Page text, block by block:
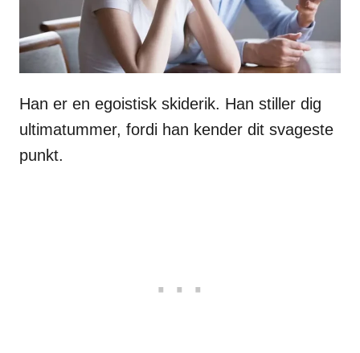
Han er en egoistisk skiderik. Han stiller dig
ultimatummer, fordi han kender dit svageste
punkt.